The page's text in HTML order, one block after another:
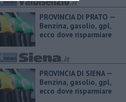
PROVINCIA DI PRATO — ​
Benzina, gasolio, gpl,
ecco dove risparmiare
PROVINCIA DI SIENA — ​
Benzina, gasolio, gpl,
ecco dove risparmiare